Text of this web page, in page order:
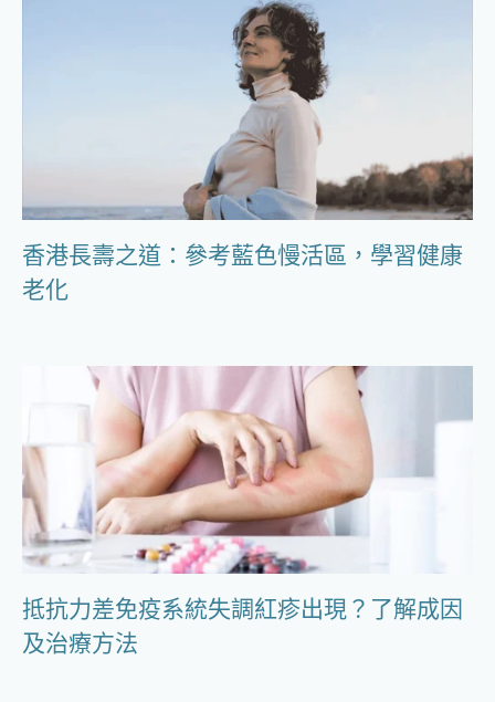
香港長壽之道：參考藍色慢活區，學習健康
老化
抵抗力差免疫系統失調紅疹出現？了解成因
及治療方法